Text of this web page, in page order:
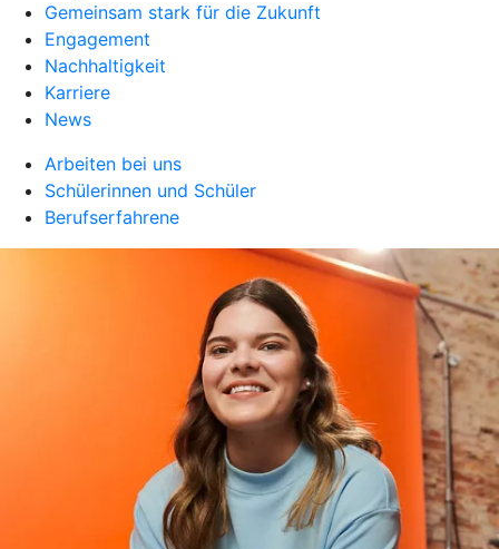
Gemeinsam stark für die Zukunft
Engagement
Nachhaltigkeit
Karriere
News
Arbeiten bei uns
Schülerinnen und Schüler
Berufserfahrene